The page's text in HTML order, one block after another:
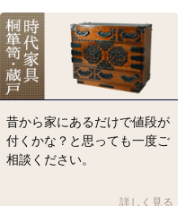
昔から家にあるだけで値段が
付くかな？と思っても一度ご
相談ください。